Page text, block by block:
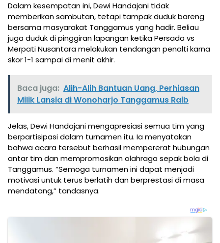
Dalam kesempatan ini, Dewi Handajani tidak
memberikan sambutan, tetapi tampak duduk bareng
bersama masyarakat Tanggamus yang hadir. Beliau
juga duduk di pinggiran lapangan ketika Persada vs
Merpati Nusantara melakukan tendangan penalti karna
skor 1-1 sampai di menit akhir.
Baca juga: Alih-Alih Bantuan Uang, Perhiasan
Milik Lansia di Wonoharjo Tanggamus Raib
Jelas, Dewi Handajani mengapresiasi semua tim yang
berpartisipasi dalam turnamen itu. Ia menyatakan
bahwa acara tersebut berhasil mempererat hubungan
antar tim dan mempromosikan olahraga sepak bola di
Tanggamus. “Semoga turnamen ini dapat menjadi
motivasi untuk terus berlatih dan berprestasi di masa
mendatang,” tandasnya.